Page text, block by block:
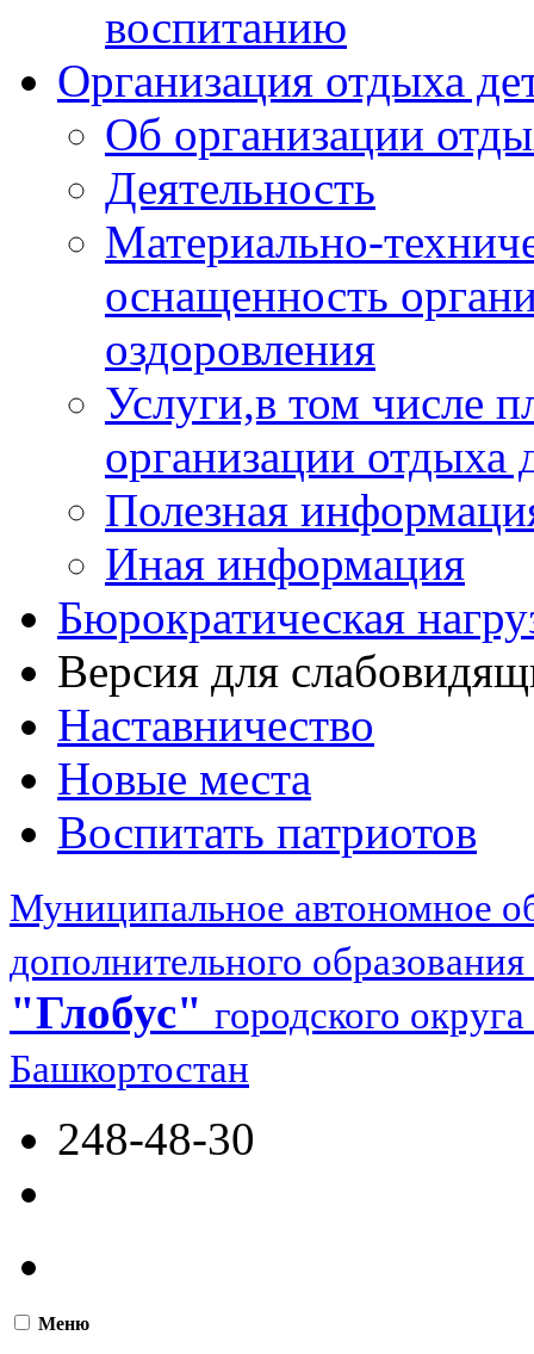
воспитанию
Организация отдыха
Об организации
Деятельность
Материально-
оснащенность
оздоровления
Услуги,в том числе
организации отдыха
Полезная
Иная информация
Бюрократическая
Версия для
Наставничество
Новые места
Воспитать патриотов
Муниципальное автономное
дополнительного образования
"Глобус" городского
Башкортостан
248-48-30
Меню